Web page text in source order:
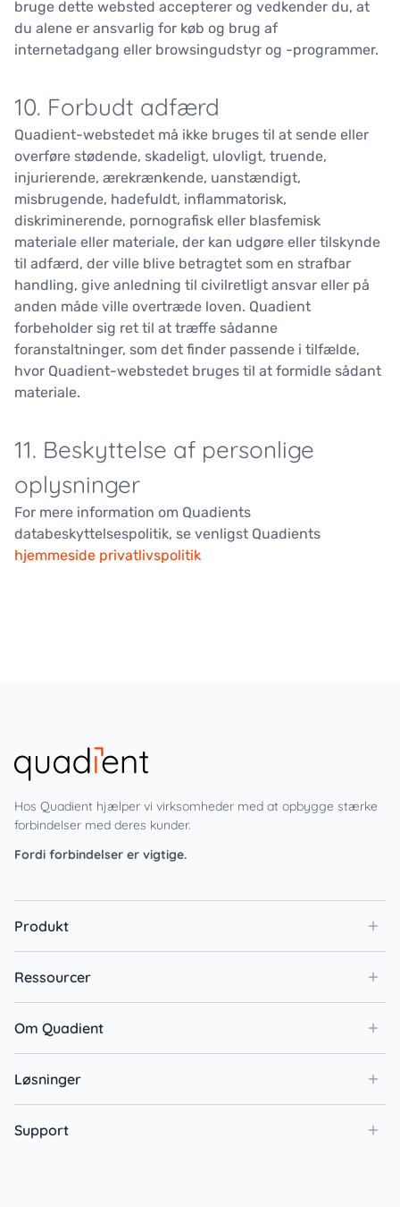
bruge dette websted accepterer og vedkender du, at
du alene er ansvarlig for køb og brug af
internetadgang eller browsingudstyr og -programmer.
10. Forbudt adfærd
Quadient-webstedet må ikke bruges til at sende eller
overføre stødende, skadeligt, ulovligt, truende,
injurierende, ærekrænkende, uanstændigt,
misbrugende, hadefuldt, inflammatorisk,
diskriminerende, pornografisk eller blasfemisk
materiale eller materiale, der kan udgøre eller tilskynde
til adfærd, der ville blive betragtet som en strafbar
handling, give anledning til civilretligt ansvar eller på
anden måde ville overtræde loven. Quadient
forbeholder sig ret til at træffe sådanne
foranstaltninger, som det finder passende i tilfælde,
hvor Quadient-webstedet bruges til at formidle sådant
materiale.
11. Beskyttelse af personlige
oplysninger
For mere information om Quadients
databeskyttelsespolitik, se venligst Quadients
hjemmeside privatlivspolitik
Hos Quadient hjælper vi virksomheder med at opbygge stærke
forbindelser med deres kunder.
Fordi forbindelser er vigtige.
Produkt
Ressourcer
Om Quadient
Løsninger
Support